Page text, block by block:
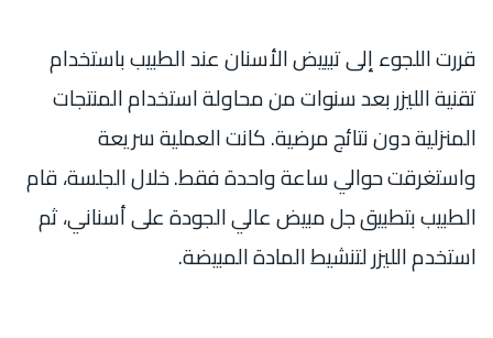
قررت اللجوء إلى تبييض الأسنان عند الطبيبباستخدام
تقنية الليزر بعد سنوات من محاولة استخدام المنتجات
المنزلية دون نتائج مرضية. كانت العملية سريعة
واستغرقت حوالي ساعة واحدة فقط. خلال الجلسة، قام
الطبيب بتطبيق جل مبيض عالي الجودة على أسناني، ثم
استخدم الليزر لتنشيط المادة المبيضة.